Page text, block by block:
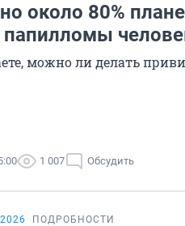
около 80%
папилломы
можно ли делать
1 007 Обсудить
ПОДРОБНОСТИ